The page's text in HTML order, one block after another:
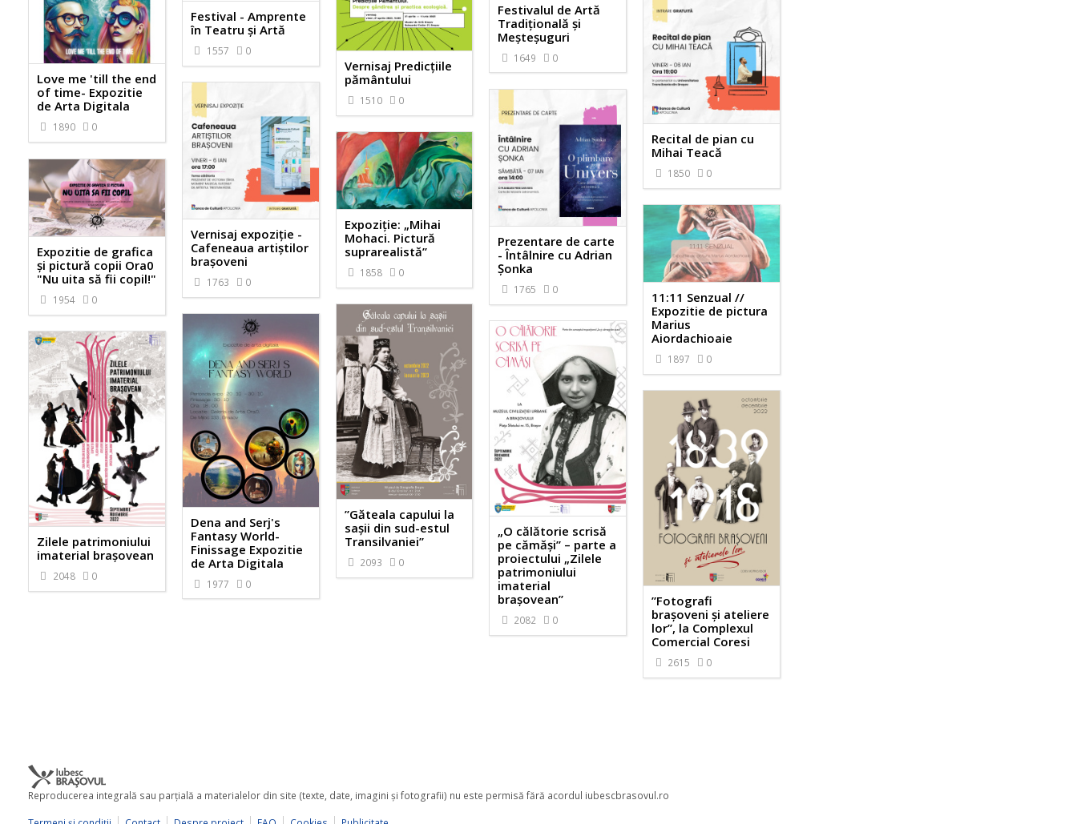
Festival - Amprente
în Teatru și Artă
1557 0
Festivalul de Artă
Tradițională și
Meșteșuguri
1649 0
Vernisaj Predicțiile
pământului
1510 0
Love me 'till the end
of time- Expozitie
de Arta Digitala
1890 0
Recital de pian cu
Mihai Teacă
1850 0
Vernisaj expoziție -
Cafeneaua artiștilor
brașoveni
1763 0
Prezentare de carte
- Întâlnire cu Adrian
Șonka
1765 0
Expoziție: „Mihai
Mohaci. Pictură
suprarealistă”
1858 0
Expozitie de grafica
și pictură copii Ora0
"Nu uita să fii copil!"
1954 0
11:11 Senzual //
Expozitie de pictura
Marius
Aiordachioaie
1897 0
”Găteala capului la
sașii din sud-estul
Transilvaniei”
2093 0
Dena and Serj's
Fantasy World-
Finissage Expozitie
de Arta Digitala
1977 0
„O călătorie scrisă
pe cămăși” – parte a
proiectului „Zilele
patrimoniului
imaterial
brașovean”
2082 0
Zilele patrimoniului
imaterial brașovean
2048 0
”Fotografi
brașoveni și ateliere
lor”, la Complexul
Comercial Coresi
2615 0
Reproducerea integrală sau parţială a materialelor din site (texte, date, imagini şi fotografii) nu este permisă fără acordul iubescbrasovul.ro